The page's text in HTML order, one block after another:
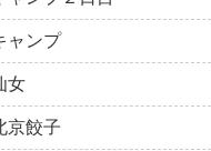
ャンプ
女
京餃子